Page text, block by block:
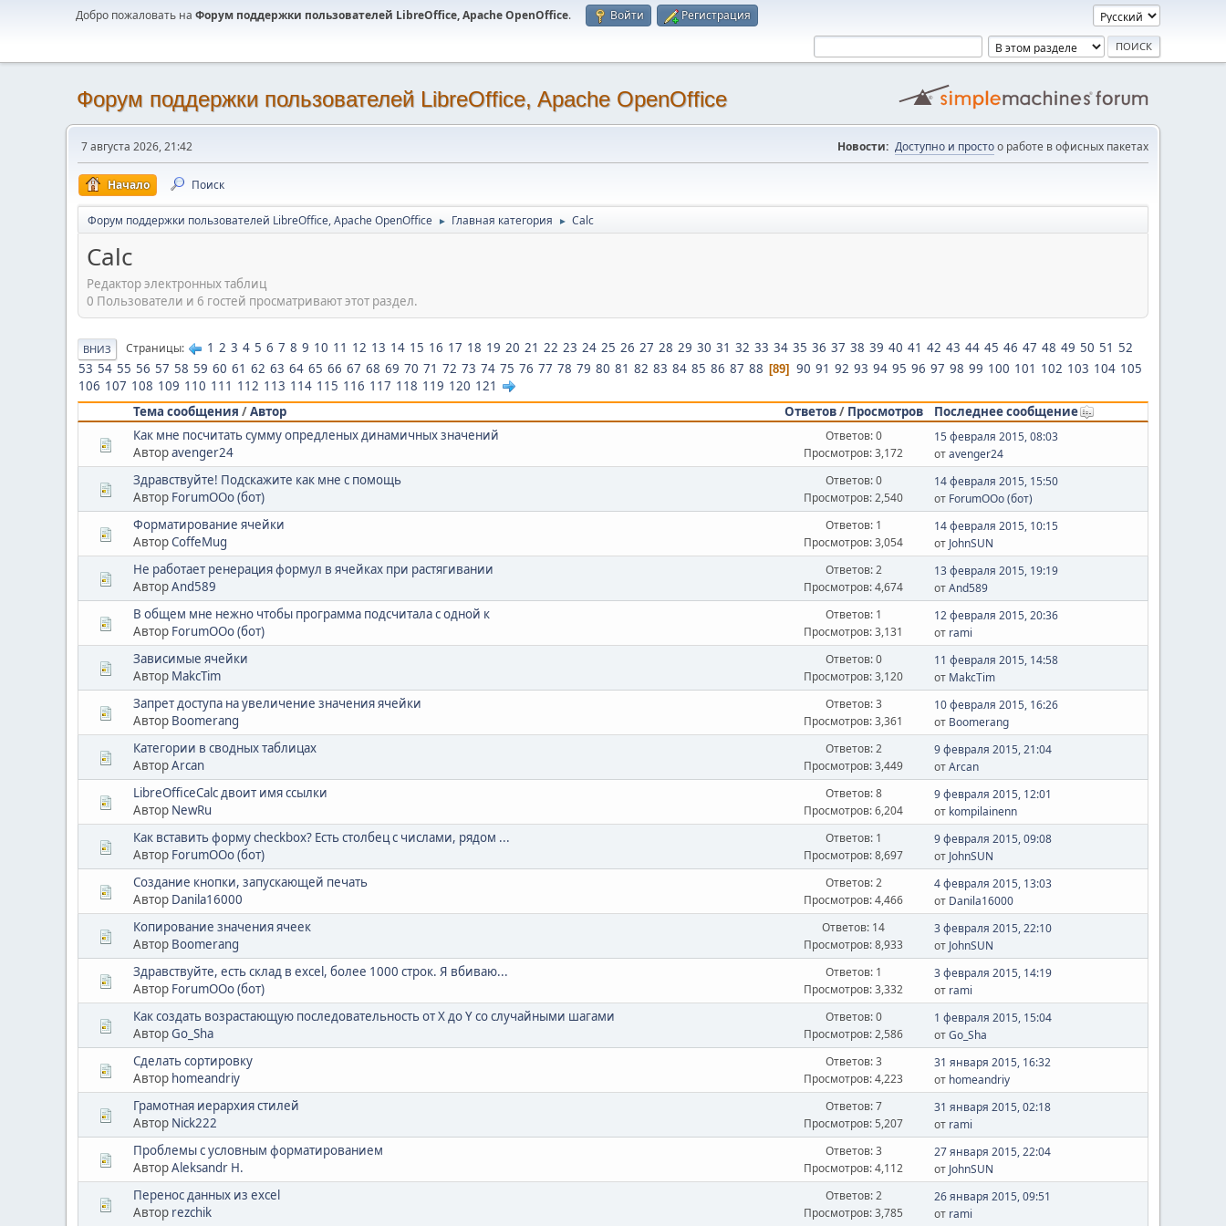
Добро пожаловать на Форум поддержки пользователей LibreOffice, Apache OpenOffice. Войти Регистрация
Форум поддержки пользователей LibreOffice, Apache OpenOffice
7 августа 2026, 21:42 Новости: Доступно и простоо работе в офисных пакетах
Начало Поиск
Форум поддержки пользователей LibreOffice, Apache OpenOffice ► Главная категория ► Calc
Calc
Редактор электронных таблиц
0 Пользователи и 6 гостей просматривают этот раздел.
ВНИЗ Страницы 1 2 3 4 5 6 7 8 9 10 11 12 13 14 15 16 17 18 19 20 21 22 23 24 25 26 27 28 29 30 31 32 33 34 35 36 37 38 39 40 41 42 43 44 45 46 47 48 49 50 51 52
53 54 55 56 57 58 59 60 61 62 63 64 65 66 67 68 69 70 71 72 73 74 75 76 77 78 79 80 81 82 83 84 85 86 87 88 89 90 91 92 93 94 95 96 97 98 99 100 101 102 103 104 105
106 107 108 109 110 111 112 113 114 115 116 117 118 119 120 121
Тема сообщения /Автор Ответов/ Просмотров
Последнее сообщение
Как мне посчитать сумму опредленых динамичных значений
Авторavenger24
Ответов: 0
Просмотров: 3,172
15 февраля 2015, 08:03
отavenger24
Здравствуйте! Подскажите как мне с помощь
Автор ForumOOo (бот)
Ответов: 0
Просмотров: 2,540
14 февраля 2015, 15:50
от ForumOOo (бот)
Форматирование ячейки
АвторCoffeMug
Ответов: 1
Просмотров: 3,054
14 февраля 2015, 10:15
от JohnSUN
Не работает ренерация формул в ячейках при растягивании
АвторAnd589
Ответов: 2
Просмотров: 4,674
13 февраля 2015, 19:19
отAnd589
В общем мне нежно чтобы программа подсчитала с одной к
Автор ForumOOo (бот)
Ответов: 1
Просмотров: 3,131
12 февраля 2015, 20:36
от rami
Зависимые ячейки
Автор MakcTim
Ответов: 0
Просмотров: 3,120
11 февраля 2015, 14:58
от MakcTim
Запрет доступа на увеличение значения ячейки
Автор Boomerang
Ответов: 3
Просмотров: 3,361
10 февраля 2015, 16:26
от Boomerang
Категории в сводных таблицах
АвторArcan
Ответов: 2
Просмотров: 3,449
9 февраля 2015, 21:04
отArcan
LibreOfficeCalc двоит имя ссылки
Автор NewRu
Ответов: 8
Просмотров: 6,204
9 февраля 2015, 12:01
от kompilainenn
Как вставить форму checkbox? Есть столбец с числами, рядом ...
Автор ForumOOo (бот)
Ответов: 1
Просмотров: 8,697
9 февраля 2015, 09:08
от JohnSUN
Создание кнопки, запускающей печать
Автор Danila16000
Ответов: 2
Просмотров: 4,466
4 февраля 2015, 13:03
от Danila16000
Копирование значения ячеек
Автор Boomerang
Ответов: 14
Просмотров: 8,933
3 февраля 2015, 22:10
от JohnSUN
Здравствуйте, есть склад в excel, более 1000 строк. Я вбиваю...
Автор ForumOOo (бот)
Ответов: 1
Просмотров: 3,332
3 февраля 2015, 14:19
от rami
Как создать возрастающую последовательность от X до Y со случайными шагами
АвторGo_Sha
Ответов: 0
Просмотров: 2,586
1 февраля 2015, 15:04
отGo_Sha
Сделать сортировку
Автор homeandriy
Ответов: 3
Просмотров: 4,223
31 января 2015, 16:32
от homeandriy
Грамотная иерархия стилей
Автор Nick222
Ответов: 7
Просмотров: 5,207
31 января 2015, 02:18
от rami
Проблемы с условным форматированием
АвторAleksandr H.
Ответов: 3
Просмотров: 4,112
27 января 2015, 22:04
от JohnSUN
Перенос данных из excel
Автор rezchik
Ответов: 2
Просмотров: 3,785
26 января 2015, 09:51
от rami